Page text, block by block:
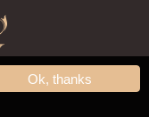
Ok, thanks